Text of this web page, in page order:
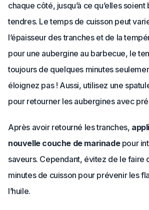
chaque côté, jusqu’à ce qu’elles
tendres. Le temps de cuisson peut
l’épaisseur des tranches et de la
pour une aubergine au barbecue, le
toujours de quelques minutes
éloignez pas ! Aussi, utilisez une
pour retourner les aubergines avec
Après avoir retourné les tranches,
nouvelle couche de marinadepour
saveurs. Cependant, évitez de le faire
minutes de cuisson pour prévenir les
l’huile.